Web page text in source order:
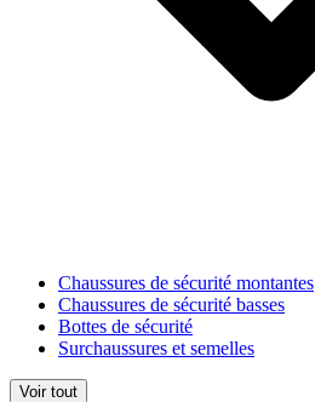
Chaussures de sécurité montantes
Chaussures de sécurité basses
Bottes de sécurité
Surchaussures et semelles
Voir tout